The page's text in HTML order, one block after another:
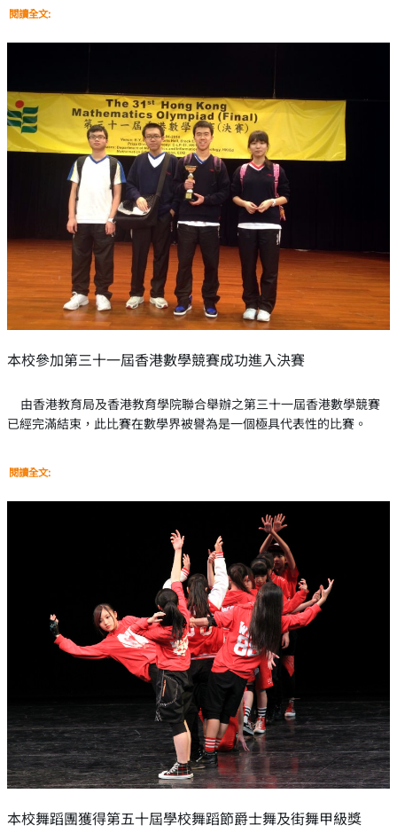
閱讀全文:
本校參加第三十一屆香港數學競賽成功進入決賽
由香港教育局及香港教育學院聯合舉辦之第三十一屆香港數學競賽
已經完滿結束，此比賽在數學界被譽為是一個極具代表性的比賽。
閱讀全文:
本校舞蹈團獲得第五十屆學校舞蹈節爵士舞及街舞甲級獎